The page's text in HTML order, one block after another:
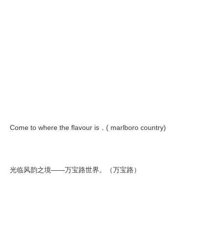
Come to where the flavour is．( marlboro country)
光临风韵之境——万宝路世界。（万宝路）